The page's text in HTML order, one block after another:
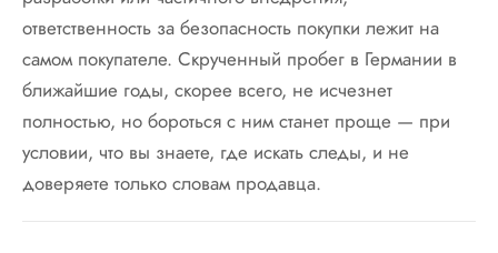
ответственность за безопасность покупки лежит на
самом покупателе. Скрученный пробег в Германии в
ближайшие годы, скорее всего, не исчезнет
полностью, но бороться с ним станет проще — при
условии, что вы знаете, где искать следы, и не
доверяете только словам продавца.